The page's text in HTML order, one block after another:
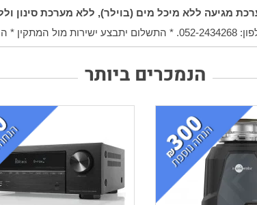
מגיעה ללא מיכל מים (בוילר), ללא מערכת סינון
להתקנה
הנמכרים ביותר